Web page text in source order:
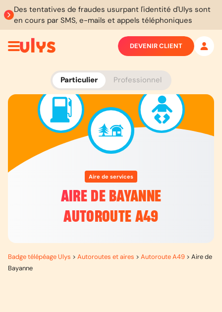
Des tentatives de fraudes usurpant l'identité d'Ulys sont
en cours par SMS, e-mails et appels téléphoniques
Particulier Professionnel
DEVENIR CLIENT
Aire de services
AIRE DE BAYANNE
AUTOROUTE A49
Badge télépéage Ulys > Autoroutes et aires > Autoroute A49 > Aire de
Bayanne